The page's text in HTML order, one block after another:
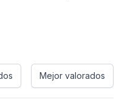
Mejor valorados